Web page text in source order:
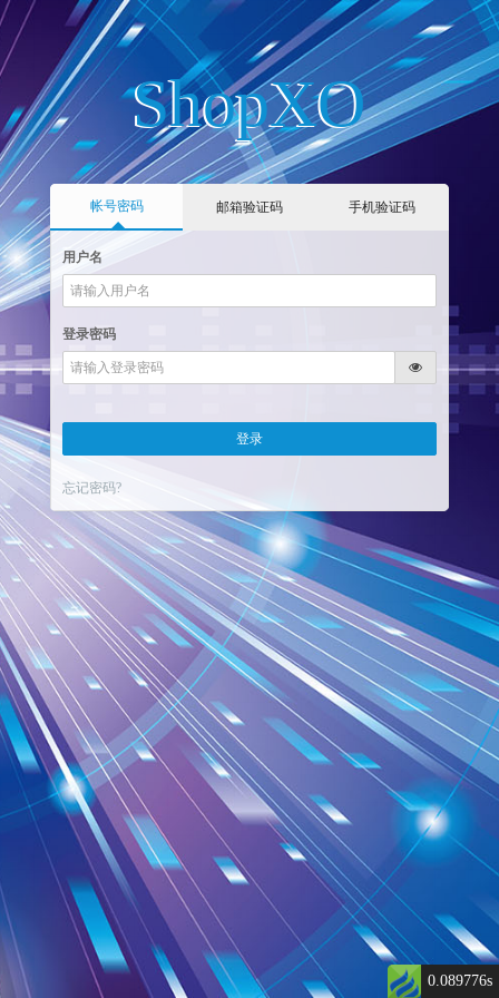
ShopXO
帐号密码 邮箱验证码 手机验证码
用户名
登录密码
登录
忘记密码?
0.089776s